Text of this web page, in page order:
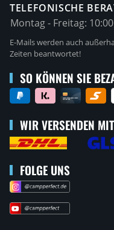
TELEFONISCHE
Montag - Freitag:
E-Mails werden auch
Zeiten beantwortet!
SO KÖNNEN SIE
WIR VERSENDEN MIT
FOLGE UNS